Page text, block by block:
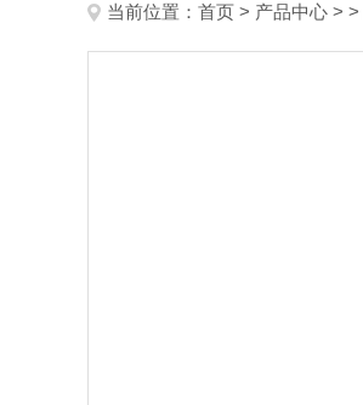
当前位置： 首页 > 产品中心 > >